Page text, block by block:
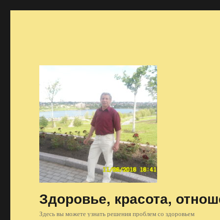
Здоровье, красота,
Здесь вы можете узнать решения проблем со здоровьем